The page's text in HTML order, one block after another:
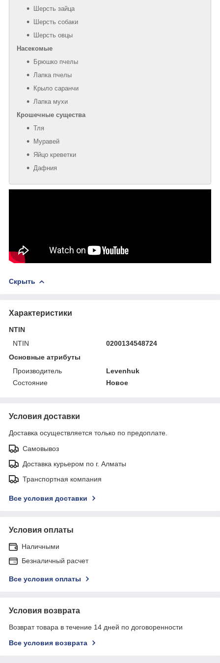
Шерсть зайца
Шерсть собаки
Шерсть овцы
Насекомые
Брюшко пчелы
Лапка пчелы
Крыло саранчи
Лапка мухи
Крошечные существа
Тля
Муравей
Яйцо креветки
Дафния
Скрыть
Характеристики
NTIN
NTIN
0200134548724
Основные атрибуты
Производитель
Levenhuk
Состояние
Новое
Условия доставки
Доставка осуществляется только по предоплате.
Самовывоз
Доставка курьером по г. Алматы
Транспортная компания
Все условия доставки
Условия оплаты
Наличными
Безналичный расчет
Все условия оплаты
Условия возврата
Возврат товара в течение 14 дней по договоренности
Все условия возврата